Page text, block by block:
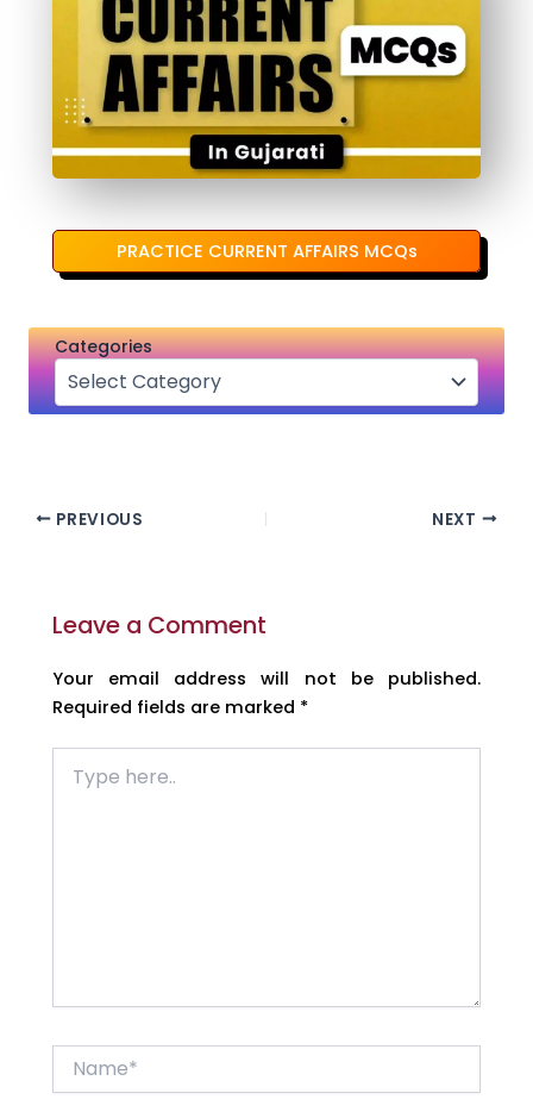
PRACTICE CURRENT AFFAIRS MCQs
Categories
PREVIOUS NEXT
Leave a Comment
Your email address will not be published.
Required fields are marked *
here..